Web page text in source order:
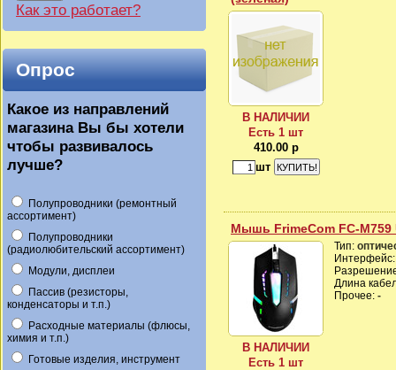
Как это работает?
Опрос
Какое из направлений
магазина Вы бы хотели
чтобы развивалось
лучше?
Полупроводники (ремонтный
ассортимент)
Полупроводники
(радиолюбительский ассортимент)
Модули, дисплеи
Пассив (резисторы,
конденсаторы и т.п.)
Расходные материалы (флюсы,
химия и т.п.)
Готовые изделия, инструмент
В НАЛИЧИИ
Есть 1 шт
410.00 р
шт
Мышь FrimeCom FC-M759
В НАЛИЧИИ
Есть 1 шт
Тип:
Длина
Прочее: -